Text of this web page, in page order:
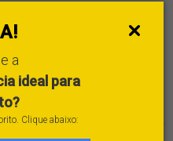
a
ideal para
Clique abaixo:
X TumblrPinterest